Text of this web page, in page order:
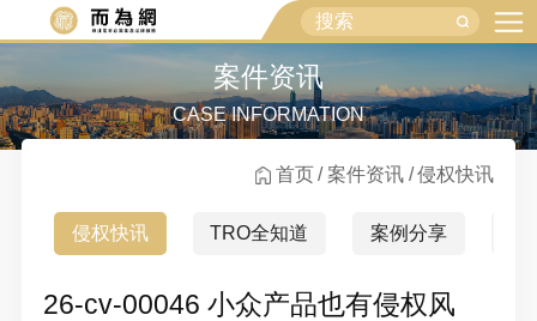
案件资讯
CASE INFORMATION
首页 案件资讯 侵权快讯
侵权快讯 TRO全知道 案例分享
26-cv-00046 小众产品也有侵权风